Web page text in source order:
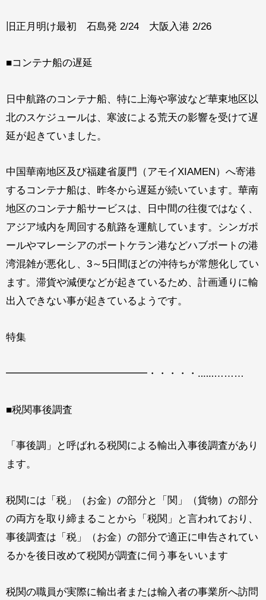
旧正月明け最初 石島発 2/24 大阪入港 2/26
■コンテナ船の遅延
日中航路のコンテナ船、特に上海や寧波など華東地区以
北のスケジュールは、寒波による荒天の影響を受けて遅
延が起きていました。
中国華南地区及び福建省厦門（アモイXIAMEN）へ寄港
するコンテナ船は、昨冬から遅延が続いています。華南
地区のコンテナ船サービスは、日中間の往復ではなく、
アジア域内を周回する航路を運航しています。シンガポ
ールやマレーシアのポートケラン港などハブポートの港
湾混雑が悪化し、3～5日間ほどの沖待ちが常態化してい
ます。滞貨や減便などが起きているため、計画通りに輸
出入できない事が起きているようです。
特集
━━━━━━━━━━━━━━・・・・・‥‥‥………
■税関事後調査
「事後調」と呼ばれる税関による輸出入事後調査があり
ます。
税関には「税」（お金）の部分と「関」（貨物）の部分
の両方を取り締まることから「税関」と言われており、
事後調査は「税」（お金）の部分で適正に申告されてい
るかを後日改めて税関が調査に伺う事をいいます
税関の職員が実際に輸出者または輸入者の事業所へ訪問